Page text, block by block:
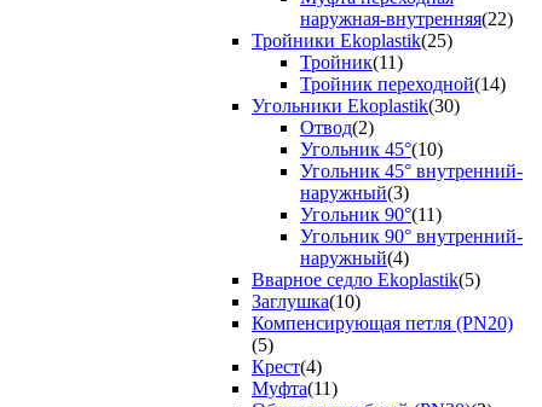
наружная-внутренняя(22)
Тройники Ekoplastik(25)
Тройник(11)
Тройник переходной(14)
Угольники Ekoplastik(30)
Отвод(2)
Угольник 45°(10)
Угольник 45° внутренний-
наружный(3)
Угольник 90°(11)
Угольник 90° внутренний-
наружный(4)
Вварное седло Ekoplastik(5)
Заглушка(10)
Компенсирующая петля (PN20)
(5)
Крест(4)
Муфта(11)